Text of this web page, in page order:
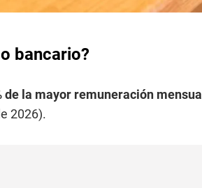
bancario?
de la mayor remuneración mensual
2026).